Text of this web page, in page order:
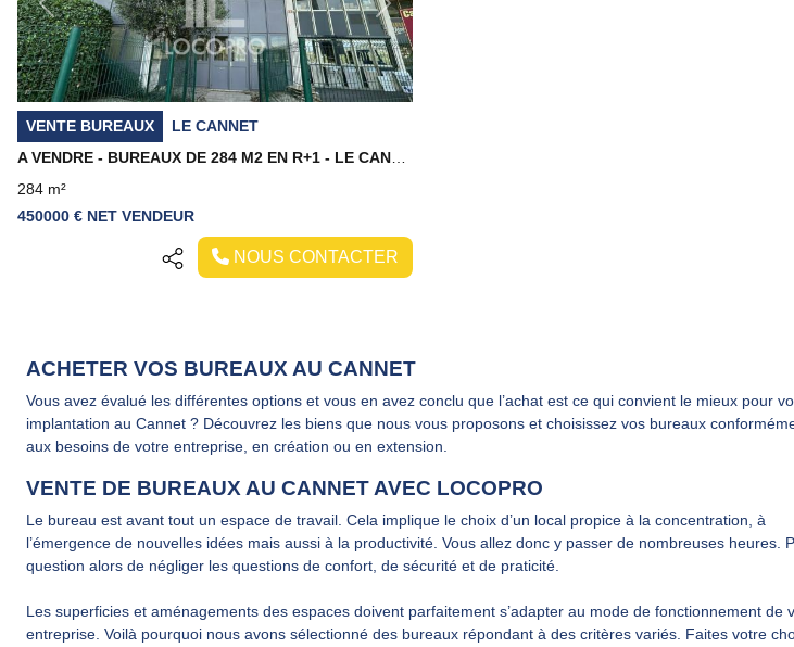
Previous Next
VENTE BUREAUX
LE CANNET
284 m²
450000 € NET VENDEUR
NOUS CONTACTER
ACHETER VOS BUREAUX AU CANNET
Vous avez évalué les différentes options et vous en avez conclu que l’achat est ce qui convient le mieux pour
implantation au Cannet ? Découvrez les biens que nous vous proposons et choisissez vos bureaux
aux besoins de votre entreprise, en création ou en extension.
VENTE DE BUREAUX AU CANNET AVEC LOCOPRO
Le bureau est avant tout un espace de travail. Cela implique le choix d’un local propice à la concentration, à
l’émergence de nouvelles idées mais aussi à la productivité. Vous allez donc y passer de nombreuses heures.
question alors de négliger les questions de confort, de sécurité et de praticité.
Les superficies et aménagements des espaces doivent parfaitement s’adapter au mode de fonctionnement de
entreprise. Voilà pourquoi nous avons sélectionné des bureaux répondant à des critères variés. Faites votre